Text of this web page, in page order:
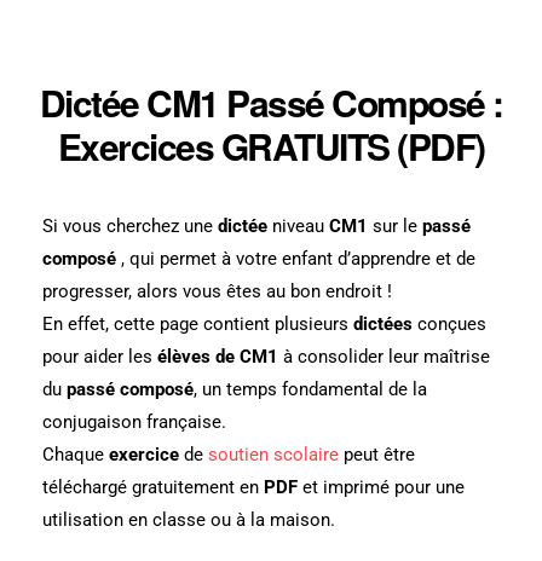
Dictée CM1 Passé Composé :
Exercices GRATUITS (PDF)
Si vous cherchez une dictée niveau CM1 sur le passé
composé , qui permet à votre enfant d’apprendre et de
progresser, alors vous êtes au bon endroit !
En effet, cette page contient plusieurs dictées conçues
pour aider les élèves de CM1 à consolider leur maîtrise
du passé composé, un temps fondamental de la
conjugaison française.
Chaque exercice de soutien scolaire peut être
téléchargé gratuitement en PDF et imprimé pour une
utilisation en classe ou à la maison.